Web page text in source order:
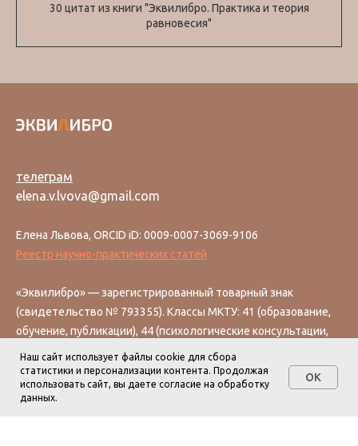
30 цитат из книги "Эквилибро. Практика и теория
равновесия"
телеграм
elena.v.lvova@gmail.com
Елена Львова, ORCID iD: 0009-0007-3069-9106
Реестр научно-практических статей
«Эквилибро» — зарегистрированный товарный знак
(свидетельство № 793355). Классы МКТУ: 41 (образование,
обучение, публикации), 44 (психологические консультации,
помощь в вопросах здоровья).
Эквилибро Book
Наш сайт использует файлы cookie для сбора
статистики и персонализации контента. Продолжая
использовать сайт, вы даете согласие на обработку
данных.
OK